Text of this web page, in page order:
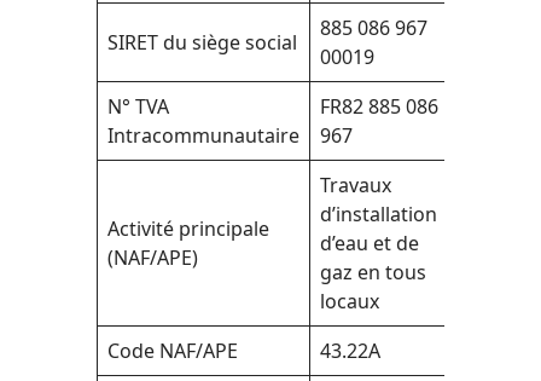
SIRET du siège social
885 086 967
00019
N° TVA
Intracommunautaire
FR82 885 086
967
Activité principale
(NAF/APE)
Travaux
d’installation
d’eau et de
gaz en tous
locaux
Code NAF/APE
43.22A